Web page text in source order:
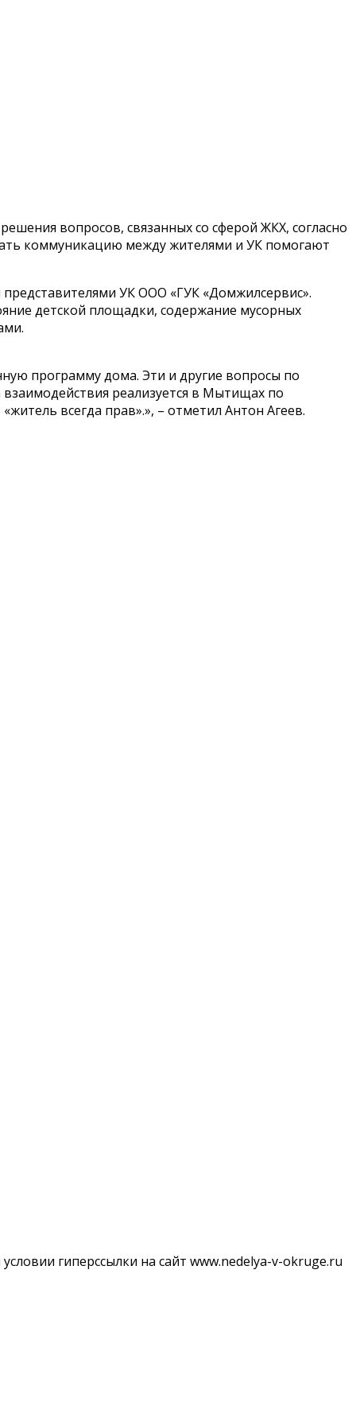
вопросов, связанных со сферой ЖКХ, согласно
коммуникацию между жителями и УК помогают
УК ООО «ГУК «Домжилсервис».
детской площадки, содержание мусорных
программу дома. Эти и другие вопросы по
взаимодействия реализуется в Мытищах по
всегда прав».», – отметил Антон Агеев.
гиперссылки на сайт www.nedelya-v-okruge.ru